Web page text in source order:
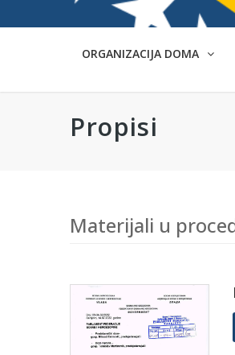
ORGANIZACIJA DOMA
Propisi
Materijali u